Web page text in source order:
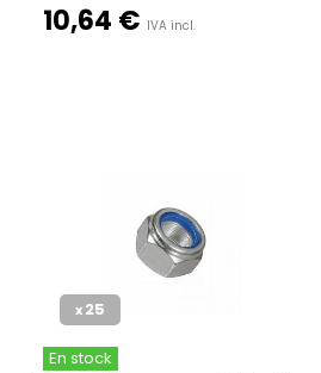
10,64 € IVA incl.
x25
En stock